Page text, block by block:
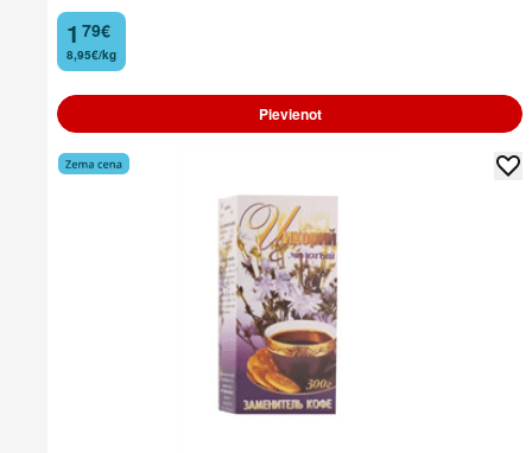
1
. 79€
8,95€/kg
Pievienot